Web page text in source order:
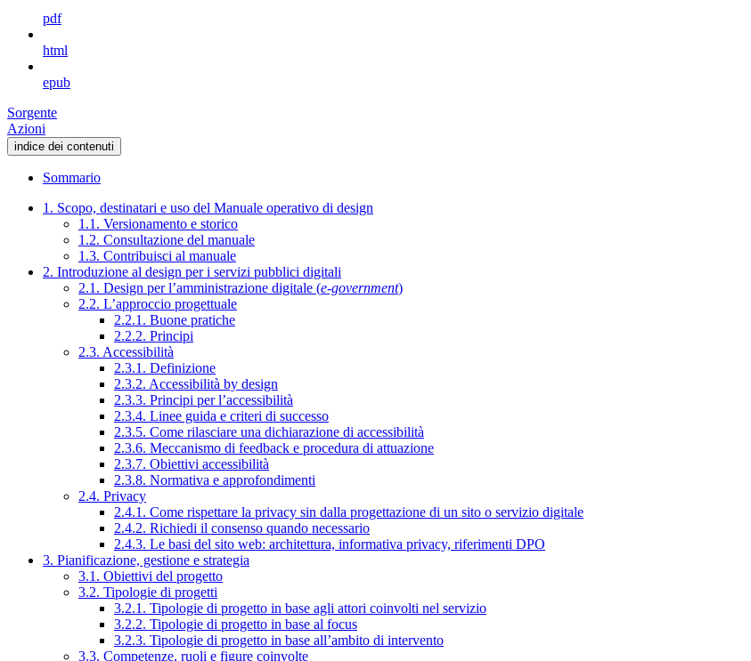
pdf
html
epub
Sorgente
Azioni
indice dei contenuti
Sommario
1. Scopo, destinatari e uso del Manuale operativo di design
1.1. Versionamento e storico
1.2. Consultazione del manuale
1.3. Contribuisci al manuale
2. Introduzione al design per i servizi pubblici digitali
2.1. Design per l’amministrazione digitale (e-government)
2.2. L’approccio progettuale
2.2.1. Buone pratiche
2.2.2. Principi
2.3. Accessibilità
2.3.1. Definizione
2.3.2. Accessibilità by design
2.3.3. Principi per l’accessibilità
2.3.4. Linee guida e criteri di successo
2.3.5. Come rilasciare una dichiarazione di accessibilità
2.3.6. Meccanismo di feedback e procedura di attuazione
2.3.7. Obiettivi accessibilità
2.3.8. Normativa e approfondimenti
2.4. Privacy
2.4.1. Come rispettare la privacy sin dalla progettazione di un sito o servizio digitale
2.4.2. Richiedi il consenso quando necessario
2.4.3. Le basi del sito web: architettura, informativa privacy, riferimenti DPO
3. Pianificazione, gestione e strategia
3.1. Obiettivi del progetto
3.2. Tipologie di progetti
3.2.1. Tipologie di progetto in base agli attori coinvolti nel servizio
3.2.2. Tipologie di progetto in base al focus
3.2.3. Tipologie di progetto in base all’ambito di intervento
3.3. Competenze, ruoli e figure coinvolte